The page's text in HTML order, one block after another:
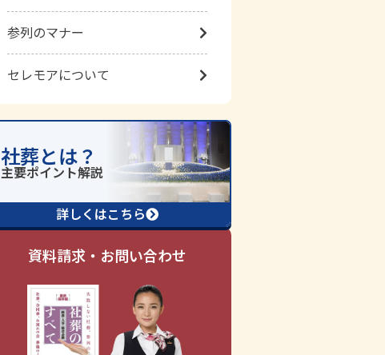
参列のマナー
セレモアについて
社葬とは？
詳しくはこちら
資料請求・お問い合わせ